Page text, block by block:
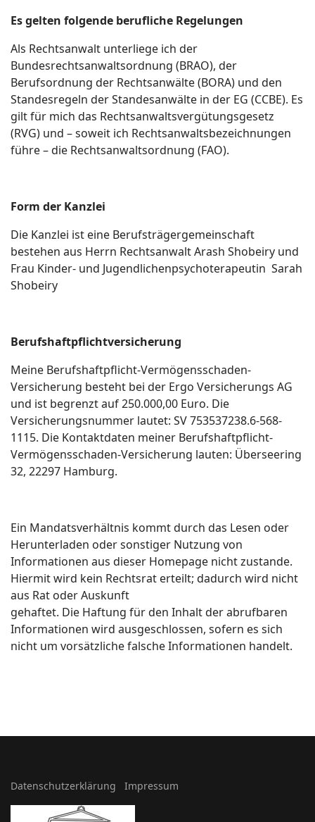
Es gelten folgende berufliche Regelungen
Als Rechtsanwalt unterliege ich der
Bundesrechtsanwaltsordnung (BRAO), der
Berufsordnung der Rechtsanwälte (BORA) und den
Standesregeln der Standesanwälte in der EG (CCBE). Es
gilt für mich das Rechtsanwaltsvergütungsgesetz
(RVG) und – soweit ich Rechtsanwaltsbezeichnungen
führe – die Rechtsanwaltsordnung (FAO).
Form der Kanzlei
Die Kanzlei ist eine Berufsträgergemeinschaft
bestehen aus Herrn Rechtsanwalt Arash Shobeiry und
Frau Kinder- und Jugendlichenpsychoterapeutin Sarah
Shobeiry
Berufshaftpflichtversicherung
Meine Berufshaftpflicht-Vermögensschaden-
Versicherung besteht bei der Ergo Versicherungs AG
und ist begrenzt auf 250.000,00 Euro. Die
Versicherungsnummer lautet: SV 753537238.6-568-
1115. Die Kontaktdaten meiner Berufshaftpflicht-
Vermögensschaden-Versicherung lauten: Überseering
32, 22297 Hamburg.
Ein Mandatsverhältnis kommt durch das Lesen oder
Herunterladen oder sonstiger Nutzung von
Informationen aus dieser Homepage nicht zustande.
Hiermit wird kein Rechtsrat erteilt; dadurch wird nicht
aus Rat oder Auskunft
gehaftet. Die Haftung für den Inhalt der abrufbaren
Informationen wird ausgeschlossen, sofern es sich
nicht um vorsätzliche falsche Informationen handelt.
Datenschutzerklärung Impressum